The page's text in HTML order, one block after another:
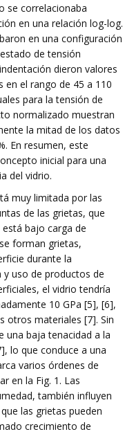
se correlacionaba
en una relación log-log.
en una configuración
de tensión
dieron valores
en el rango de 45 a 110
para la tensión de
normalizado muestran
la mitad de los datos
En resumen, este
inicial para una
del vidrio.
muy limitada por las
de las grietas, que
bajo carga de
forman grietas,
durante la
uso de productos de
el vidrio tendría
10 GPa [5], [6],
otros materiales [7]. Sin
una baja tenacidad a la
lo que conduce a una
varios órdenes de
en la Fig. 1. Las
también influyen
las grietas pueden
crecimiento de